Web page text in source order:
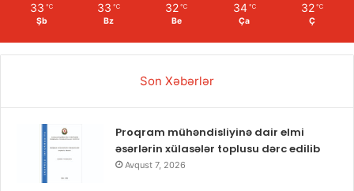
33 ℃
Şb
33 ℃
Bz
32 ℃
Be
34 ℃
Ça
32 ℃
Ç
Son Xəbərlər
Proqram mühəndisliyinə dair elmi
əsərlərin xülasələr toplusu dərc edilib
Avqust 7, 2026